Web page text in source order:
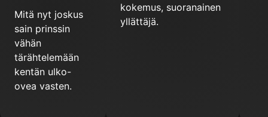
Mitä nyt joskus
sain prinssin
vähän
tärähtelemään
kentän ulko-
ovea vasten.
kokemus, suoranainen
yllättäjä.